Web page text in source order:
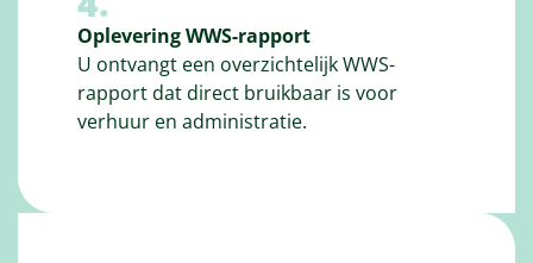
Oplevering WWS-rapport
U ontvangt een overzichtelijk WWS-
rapport dat direct bruikbaar is voor
verhuur en administratie.